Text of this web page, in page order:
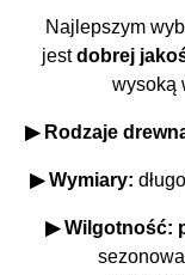
Najlepszym
jestdobrej
wysoką
▶ Rodzaje
▶ Wymiary:
▶ Wilgotność: